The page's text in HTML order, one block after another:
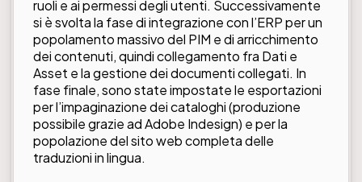
ruoli e ai permessi degli utenti. Successivamente
si è svolta la fase di integrazione con l’ERP per un
popolamento massivo del PIM e di arricchimento
dei contenuti, quindi collegamento fra Dati e
Asset e la gestione dei documenti collegati. In
fase finale, sono state impostate le esportazioni
per l’impaginazione dei cataloghi (produzione
possibile grazie ad Adobe Indesign) e per la
popolazione del sito web completa delle
traduzioni in lingua.